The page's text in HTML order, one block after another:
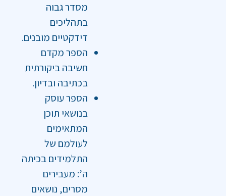
מסדר גבוה
בתהליכים
דידקטיים מובנים.
הספר מקדם
חשיבה ביקורתית
בכתיבה ובדיון.
הספר עוסק
בנושאי תוכן
המתאימים
לעולמם של
התלמידים בכיתה
ה’: מעבירים
מסרים, נושאים